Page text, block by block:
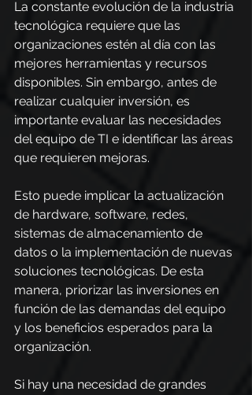
La constante evolución de la industria
tecnológica requiere que las
organizaciones estén al día con las
mejores herramientas y recursos
disponibles. Sin embargo, antes de
realizar cualquier inversión, es
importante evaluar las necesidades
del equipo de TI e identificar las áreas
que requieren mejoras.
Esto puede implicar la actualización
de hardware, software, redes,
sistemas de almacenamiento de
datos o la implementación de nuevas
soluciones tecnológicas. De esta
manera, priorizar las inversiones en
función de las demandas del equipo
y los beneficios esperados para la
organización.
Si hay una necesidad de grandes